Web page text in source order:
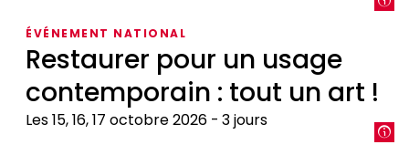
L’animal,
objet
du
savoir
médiéval
Restaurer pour un usage
contemporain : tout un art !
Les 15, 16, 17 octobre 2026 3 jours
ÉVÉNEMENT NATIONAL